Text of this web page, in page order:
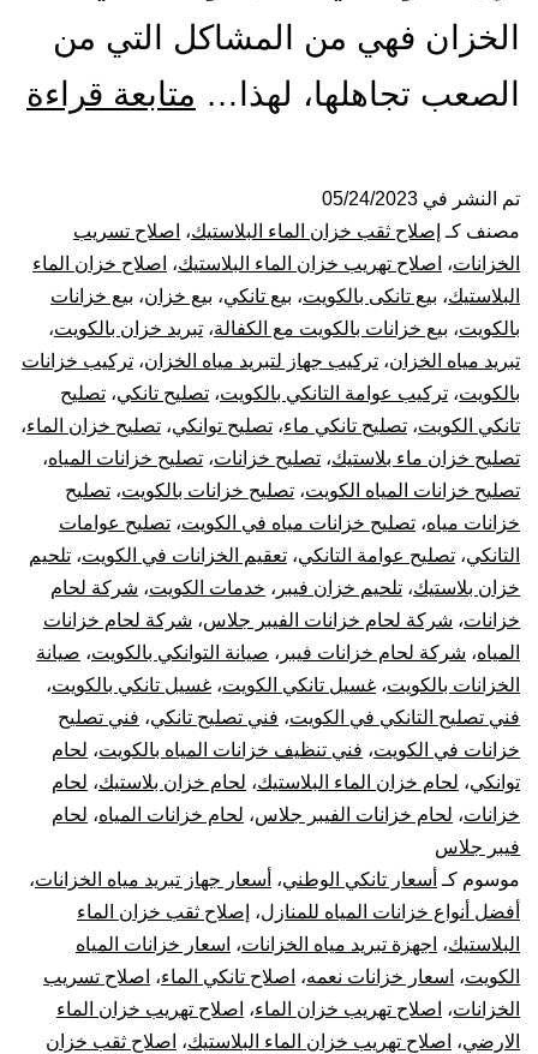
الخزان فهي من المشاكل التي من
الصعب تجاهلها، لهذا… متابعة قراءة
تم النشر في 05/24/2023
مصنف كـ إصلاح ثقب خزان الماء البلاستيك، اصلاح تسريب
الخزانات، اصلاح تهريب خزان الماء البلاستيك، اصلاح خزان الماء
البلاستيك، بيع تانكى بالكويت، بيع تانكي، بيع خزان، بيع خزانات
بالكويت، بيع خزانات بالكويت مع الكفالة، تبريد خزان بالكويت،
تبريد مياه الخزان، تركيب جهاز لتبريد مياه الخزان، تركيب خزانات
بالكويت، تركيب عوامة التانكي بالكويت، تصليح تانكي، تصليح
تانكي الكويت، تصليح تانكي ماء، تصليح توانكي، تصليح خزان الماء،
تصليح خزان ماء بلاستيك، تصليح خزانات، تصليح خزانات المياه،
تصليح خزانات المياه الكويت، تصليح خزانات بالكويت، تصليح
خزانات مياه، تصليح خزانات مياه في الكويت، تصليح عوامات
التانكي، تصليح عوامة التانكي، تعقيم الخزانات في الكويت، تلحيم
خزان بلاستيك، تلحيم خزان فيبر ، خدمات الكويت، شركة لحام
خزانات، شركة لحام خزانات الفيبر جلاس، شركة لحام خزانات
المياه، شركة لحام خزانات فيبر ، صيانة التوانكي بالكويت، صيانة
الخزانات بالكويت، غسيل تانكي الكويت، غسيل تانكي بالكويت،
فني تصليح التانكي في الكويت، فني تصليح تانكي، فني تصليح
خزانات في الكويت، فني تنظيف خزانات المياه بالكويت، لحام
توانكي، لحام خزان الماء البلاستيك، لحام خزان بلاستيك، لحام
خزانات، لحام خزانات الفيبر جلاس، لحام خزانات المياه، لحام
فيبر جلاس
موسوم كـ أسعار تانكي الوطني، أسعار جهاز تبريد مياه الخزانات،
أفضل أنواع خزانات المياه للمنازل، إصلاح ثقب خزان الماء
البلاستيك، اجهزة تبريد مياه الخزانات، اسعار خزانات المياه
الكويت، اسعار خزانات نعمه، اصلاح تانكي الماء، اصلاح تسريب
الخزانات، اصلاح تهريب خزان الماء، اصلاح تهريب خزان الماء
الارضي، اصلاح تهريب خزان الماء البلاستيك، اصلاح ثقب خزان